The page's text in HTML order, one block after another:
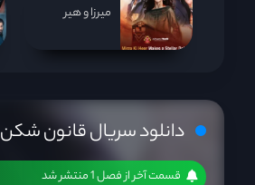
میرزا و هیر
دانلود سریال قانون شکن Lah Tah Chon 2020
قسمت آخر از فصل 1 منتشر شد